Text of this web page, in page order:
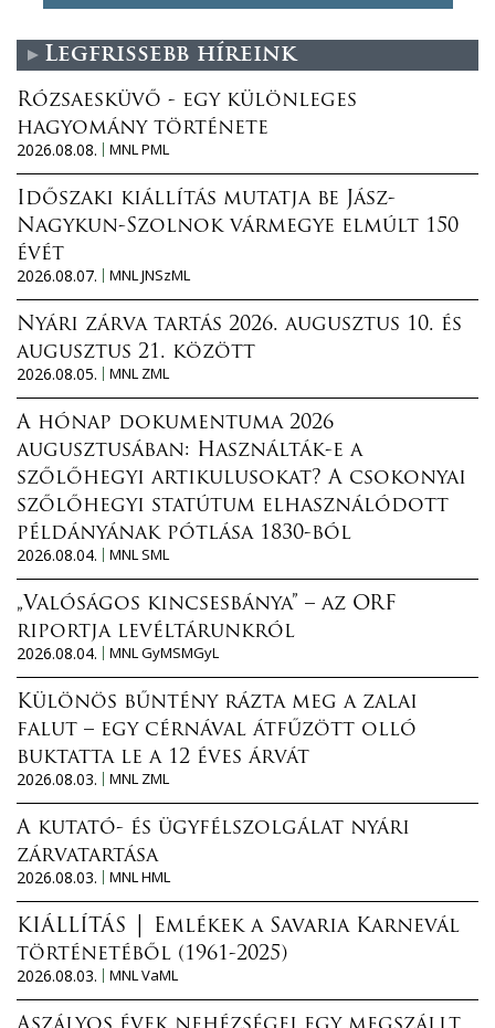
Legfrissebb híreink
Rózsaesküvő - egy különleges
hagyomány története
2026.08.08.
MNL PML
Időszaki kiállítás mutatja be Jász-
Nagykun-Szolnok vármegye elmúlt 150
évét
2026.08.07.
MNL JNSzML
Nyári zárva tartás 2026. augusztus 10. és
augusztus 21. között
2026.08.05.
MNL ZML
A hónap dokumentuma 2026
augusztusában: Használták-e a
szőlőhegyi artikulusokat? A csokonyai
szőlőhegyi statútum elhasználódott
példányának pótlása 1830-ból
2026.08.04.
MNL SML
„Valóságos kincsesbánya” – az ORF
riportja levéltárunkról
2026.08.04.
MNL GyMSMGyL
Különös bűntény rázta meg a zalai
falut – egy cérnával átfűzött olló
buktatta le a 12 éves árvát
2026.08.03.
MNL ZML
A kutató- és ügyfélszolgálat nyári
zárvatartása
2026.08.03.
MNL HML
KIÁLLÍTÁS │ Emlékek a Savaria Karnevál
történetéből (1961-2025)
2026.08.03.
MNL VaML